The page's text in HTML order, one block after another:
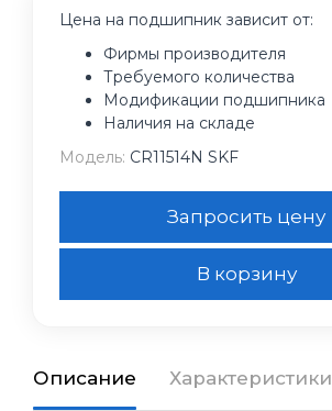
Цена на подшипник зависит от:
Фирмы производителя
Требуемого количества
Модификации подшипника
Наличия на складе
Модель: CR11514N SKF
Запросить цену
В корзину
Описание Характеристики